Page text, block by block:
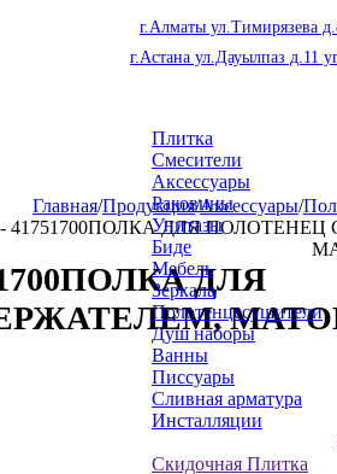
г.Алматы ул.Тимирязева
г.Астана ул.Дауылпаз д.11
Плитка
Смесители
Аксессуары
Раковины
Унитазы
Биде
Мебель
Зеркала
Полотенцесушители
Душ наборы
Ванны
Писсуары
Сливная арматура
Инсталляции
Скидочная Плитка
Главная/Продукция/Аксессуары/
- 41751700ПОЛКА ДЛЯ
ДЛЯ